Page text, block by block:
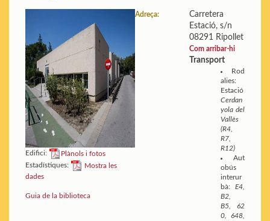
Edifici:
Plànols i fotos
Estadístiques:
Mostra les
dades
Guia de la biblioteca
Adreça:
Carretera
Estació, s/n
08291 Ripollet
Com arribar-hi
Transport
Rod
alies:
Estació
Cerdan
yola del
Vallès
(R4,
R7,
R12)
Aut
obús
interur
bà: E4,
B2,
B5, 62
0, 648,